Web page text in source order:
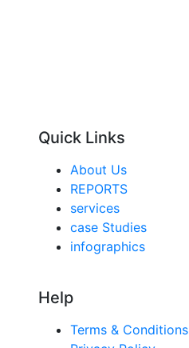
Quick Links
About Us
REPORTS
services
case Studies
infographics
Help
Terms & Conditions